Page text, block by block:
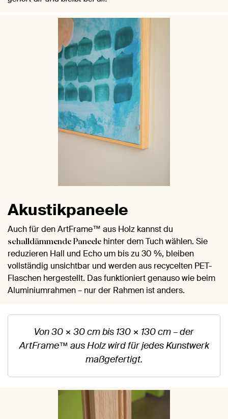
Akustikpaneele
Auch für den ArtFrame™ aus Holz kannst du
schalldämmende Paneele hinter dem Tuch wählen. Sie
reduzieren Hall und Echo um bis zu 30 %, bleiben
vollständig unsichtbar und werden aus recycelten PET-
Flaschen hergestellt. Das funktioniert genauso wie beim
Aluminiumrahmen – nur der Rahmen ist anders.
Von 30 × 30 cm bis 130 × 130 cm – der
ArtFrame™ aus Holz wird für jedes Kunstwerk
maßgefertigt.